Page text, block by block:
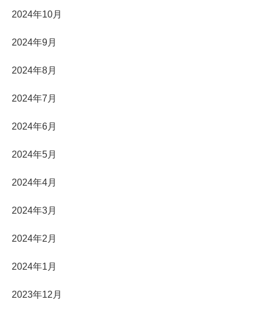
2024年10月
2024年9月
2024年8月
2024年7月
2024年6月
2024年5月
2024年4月
2024年3月
2024年2月
2024年1月
2023年12月